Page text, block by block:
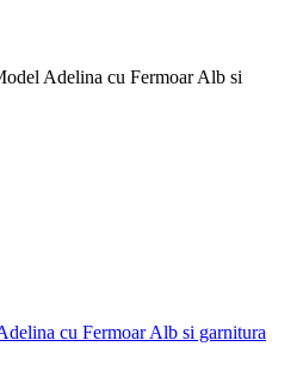
Adelina cu Fermoar Alb si
cu Fermoar Alb si garnitura